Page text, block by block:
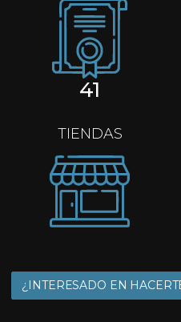
41
TIENDAS
¿INTERESADO EN